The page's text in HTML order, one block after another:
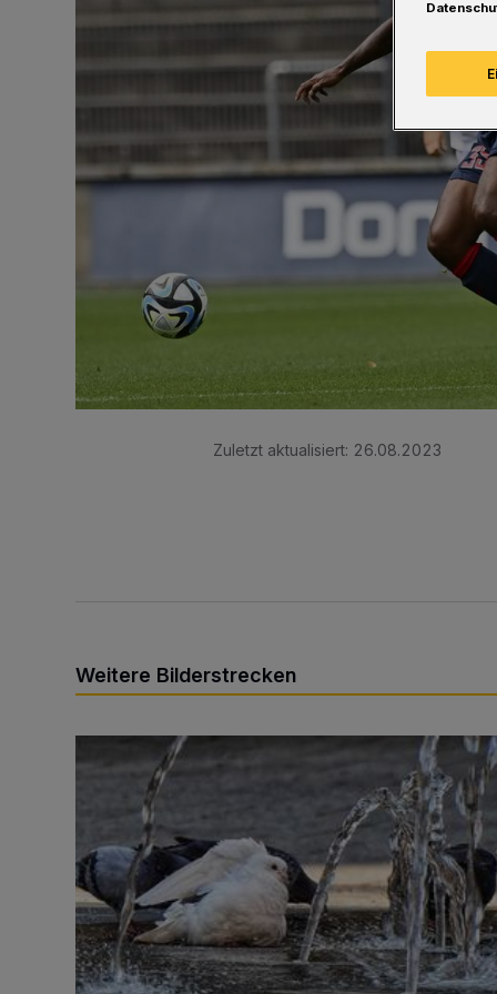
Zuletzt aktualisiert: 26.08.2023
Weitere Bilderstrecken
Sommer in der Elberfelder City